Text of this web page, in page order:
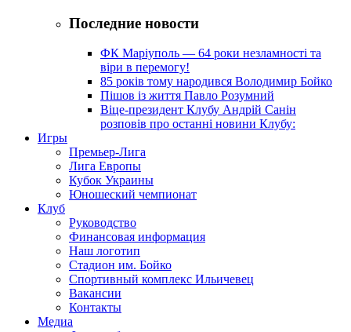
Последние новости
ФК Маріуполь — 64 роки незламності та
віри в перемогу!
85 років тому народився Володимир Бойко
Пішов із життя Павло Розумний
Віце-президент Клубу Андрій Санін
розповів про останні новини Клубу:
Игры
Премьер-Лига
Лига Европы
Кубок Украины
Юношеский чемпионат
Клуб
Руководство
Финансовая информация
Наш логотип
Стадион им. Бойко
Спортивный комплекс Ильичевец
Вакансии
Контакты
Медиа